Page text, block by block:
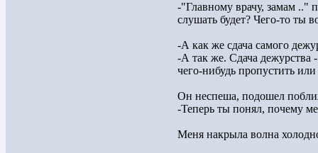
-"Главному врачу, замам .."
слушать будет? Чего-то ты
-А как же сдача самого
-А так же. Сдача дежурства
чего-нибудь пропустить или
Он неспеша, подошел
-Теперь ты понял, почему
Меня накрыла волна